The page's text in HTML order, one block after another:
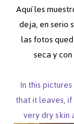
Aquí les
deja, en serio
las fotos
seca y
In this
that it leaves,
very dry skin